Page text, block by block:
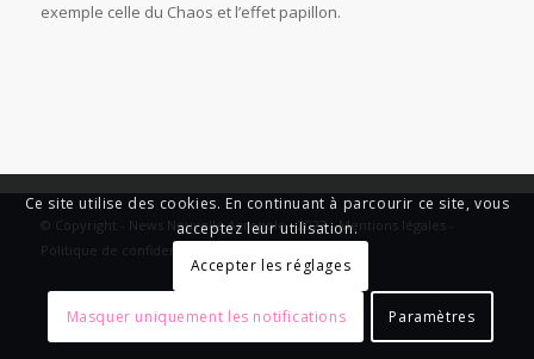
exemple celle du Chaos et l’effet papillon.
© Copyright - News Nouvelle Acropole - 2023 - Mentions légales -
Politique de confidentialité
Ce site utilise des cookies. En continuant à parcourir ce site, vous
acceptez leur utilisation.
Accepter les réglages
Masquer uniquement les notifications Paramètres